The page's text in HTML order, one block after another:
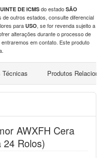
DE ICMS do estadoSÃO
outros estados, consulte diferencial
paraUSO, se for revenda sujeito a
alterações durante o processo de
em contato. Este produto
Produtos
AWXFH Cera
Rolos)